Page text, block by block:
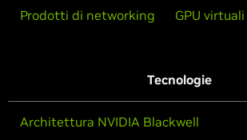
Prodotti di networking GPU virtuali
Tecnologie
Architettura NVIDIA Blackwell